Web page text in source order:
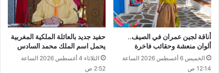
أناقة لجين عمران في الصيف..
ألوان منعشة وحقائب فاخرة
الخميس 6 أغسطس 2026 الساعة
12:14 ص
حفيد جديد بالعائلة الملكية المغربية
يحمل اسم الملك محمد السادس
الثلاثاء 4 أغسطس 2026 الساعة
2:52 ص